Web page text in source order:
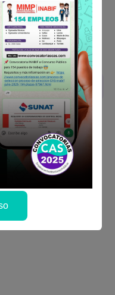
que indica las
conocer cuando